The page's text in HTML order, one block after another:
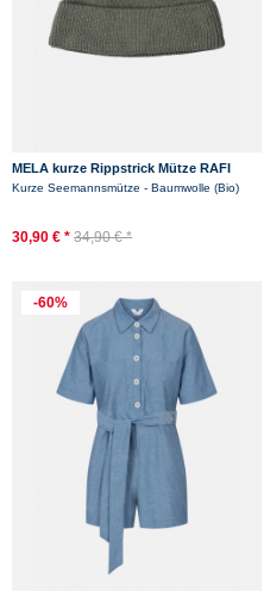
MELA kurze Rippstrick Mütze RAFI
Grün Melange Dockermütze Oliv
Kurze Seemannsmütze - Baumwolle (Bio)
30,90 € * 34,90 € *
-60%